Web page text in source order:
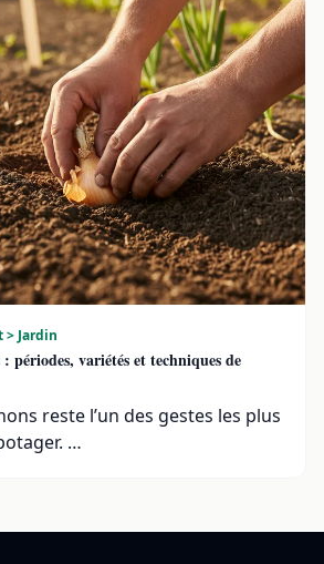
> Jardin
périodes, variétés et techniques de
reste l’un des gestes les plus
…